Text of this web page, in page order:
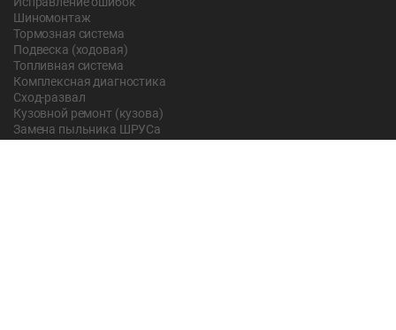
Шиномонтаж
Тормозная система
Подвеска (ходовая)
Топливная система
Комплексная диагностика
Сход-развал
Кузовной ремонт (кузова)
Замена пыльника ШРУСа